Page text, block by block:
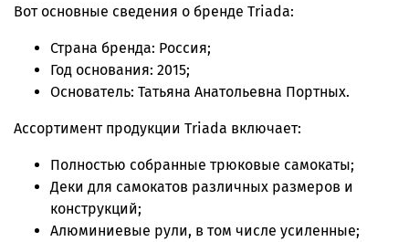
Вот основные сведения о бренде Triada:
Страна бренда: Россия;
Год основания: 2015;
Основатель: Татьяна Анатольевна Портных.
Ассортимент продукции Triada включает:
Полностью собранные трюковые самокаты;
Деки для самокатов различных размеров и
конструкций;
Алюминиевые рули, в том числе усиленные;